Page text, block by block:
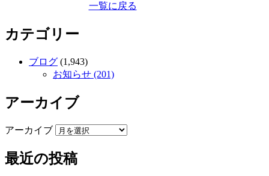
一覧に戻る
カテゴリー
ブログ (1,943)
お知らせ (201)
アーカイブ
アーカイブ
最近の投稿